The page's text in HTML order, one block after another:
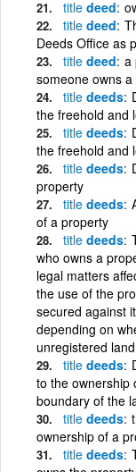
title deed
title deed
Deeds Office as
title deed a
someone owns
title deeds
the freehold and
title deeds
the freehold and
title deeds
property
title deeds
of a property
title deeds
who owns a
legal matters
the use of the
secured against
depending on
unregistered land
title deeds
to the ownership
boundary of the
title deeds
ownership of a
title deeds